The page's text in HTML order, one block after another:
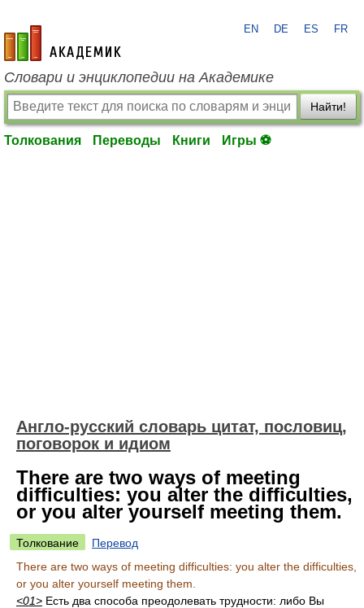
academic.ru
EN DE ES FR
Словари и энциклопедии на Академике
Найти!
Толкования Переводы Книги Игры ⚽
Англо-русский словарь цитат, пословиц,
поговорок и идиом
There are two ways of meeting
difficulties: you alter the difficulties,
or you alter yourself meeting them.
Толкование
Перевод
There are two ways of meeting difficulties: you alter the difficulties,
or you alter yourself meeting them.
<01> Есть два способа преодолевать трудности: либо Вы